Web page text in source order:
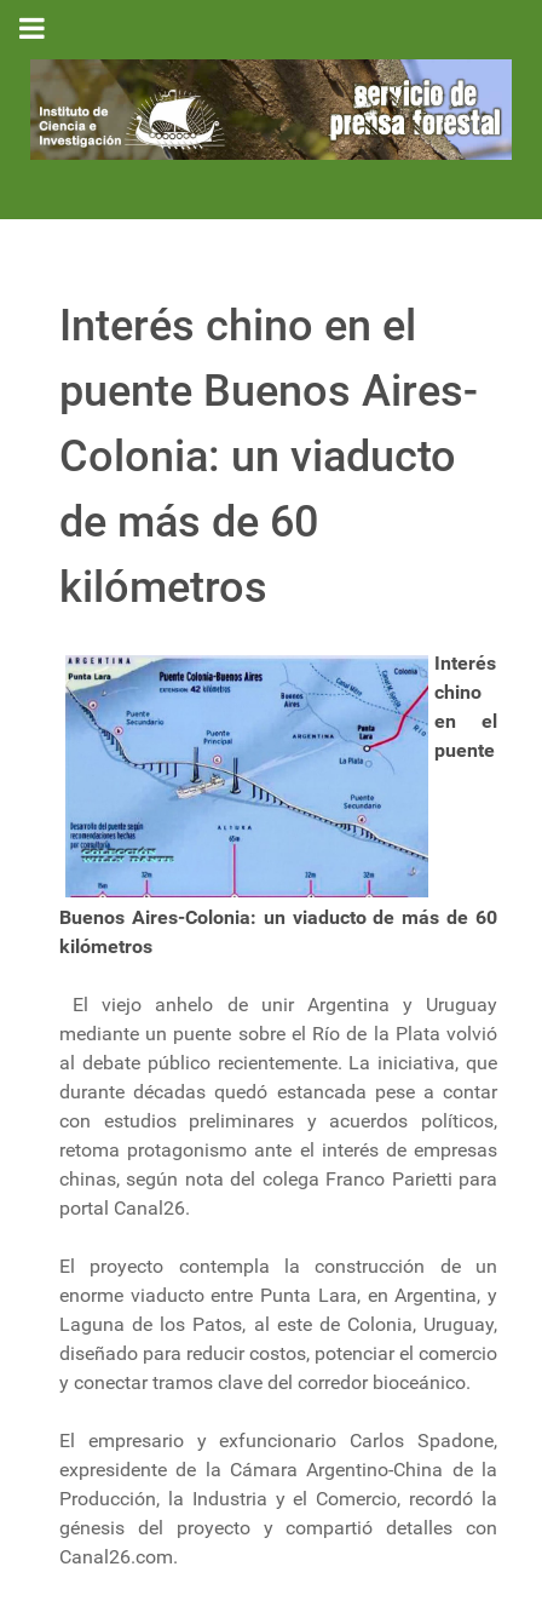
Interés chino en el
puente Buenos Aires-
Colonia: un viaducto
de más de 60
kilómetros
Interés
chino
en el
puente
Buenos Aires-Colonia: un viaducto de más de 60
kilómetros
El viejo anhelo de unir Argentina y Uruguay
mediante un puente sobre el Río de la Plata volvió
al debate público recientemente. La iniciativa, que
durante décadas quedó estancada pese a contar
con estudios preliminares y acuerdos políticos,
retoma protagonismo ante el interés de empresas
chinas, según nota del colega Franco Parietti para
portal Canal26.
El proyecto contempla la construcción de un
enorme viaducto entre Punta Lara, en Argentina, y
Laguna de los Patos, al este de Colonia, Uruguay,
diseñado para reducir costos, potenciar el comercio
y conectar tramos clave del corredor bioceánico.
El empresario y exfuncionario Carlos Spadone,
expresidente de la Cámara Argentino-China de la
Producción, la Industria y el Comercio, recordó la
génesis del proyecto y compartió detalles con
Canal26.com.